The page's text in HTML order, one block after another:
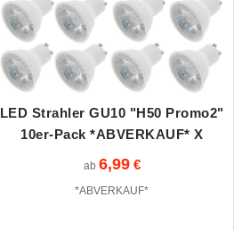
LED Strahler GU10 "H50 Promo2"
10er-Pack *ABVERKAUF* X
ab 6,99
*ABVERKAUF*